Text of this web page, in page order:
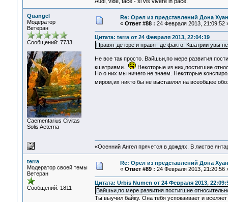
Quangel
Модератор
Ветеран
Сообщений: 7733
Сaementarius Civitas
Solis Aeterna
Re: Орел из представлений Дона
« Ответ #88 : 24 Февраля 2013, 21:09:52
Цитата: terra от 24 Февраля 2013, 22:04:19
Правят де юре и правят де факто. Кшатрии увы
Не все так просто. Вайшьи,по мере развития
кшатриями.
Некоторые из них,постигшие
Но о них мы ничего не знаем. Некоторые
миром,их никто бы не выставлял на всеобщее
«Осенний Ангел прячется в дождях. В листве
terra
Модератор своей темы
Ветеран
Сообщений: 1811
Re: Орел из представлений Дона
« Ответ #89 : 24 Февраля 2013, 21:20:56
Цитата: Urbis Numen от 24 Февраля 2013,
Вайшьи,по мере развития постигшие
Ты выучил байку. Она тебя успокаивает и